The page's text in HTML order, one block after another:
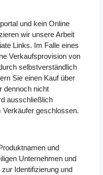
und kein Online
wir unsere Arbeit
Links. Im Falle eines
Verkaufsprovision von
selbstverständlich
Sie einen Kauf über
dennoch nicht
ausschließlich
geschlossen.
und
Unternehmen und
Identifizierung und